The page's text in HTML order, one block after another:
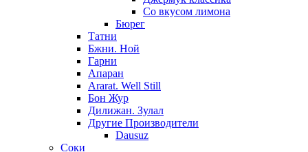
Со вкусом лимона
Бюрег
Татни
Бжни. Ной
Гарни
Апаран
Ararat. Well Still
Бон Жур
Дилижан. Зулал
Другие Производители
Dausuz
Соки